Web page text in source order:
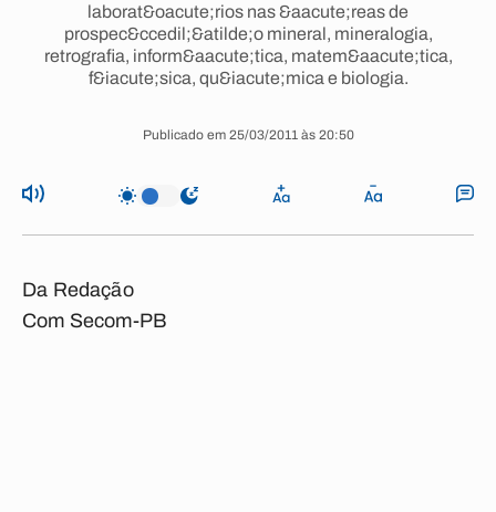
laborat&oacute;rios nas &aacute;reas de
prospec&ccedil;&atilde;o mineral, mineralogia,
retrografia, inform&aacute;tica, matem&aacute;tica,
f&iacute;sica, qu&iacute;mica e biologia.
Publicado em 25/03/2011 às 20:50
Da Redação
Com Secom-PB